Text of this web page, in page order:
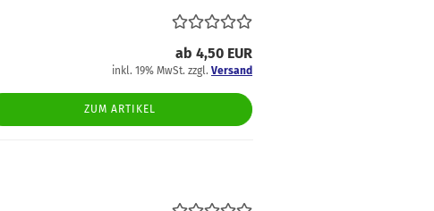
ab 4,50 EUR
inkl. 19% MwSt. zzgl. Versand
ZUM ARTIKEL